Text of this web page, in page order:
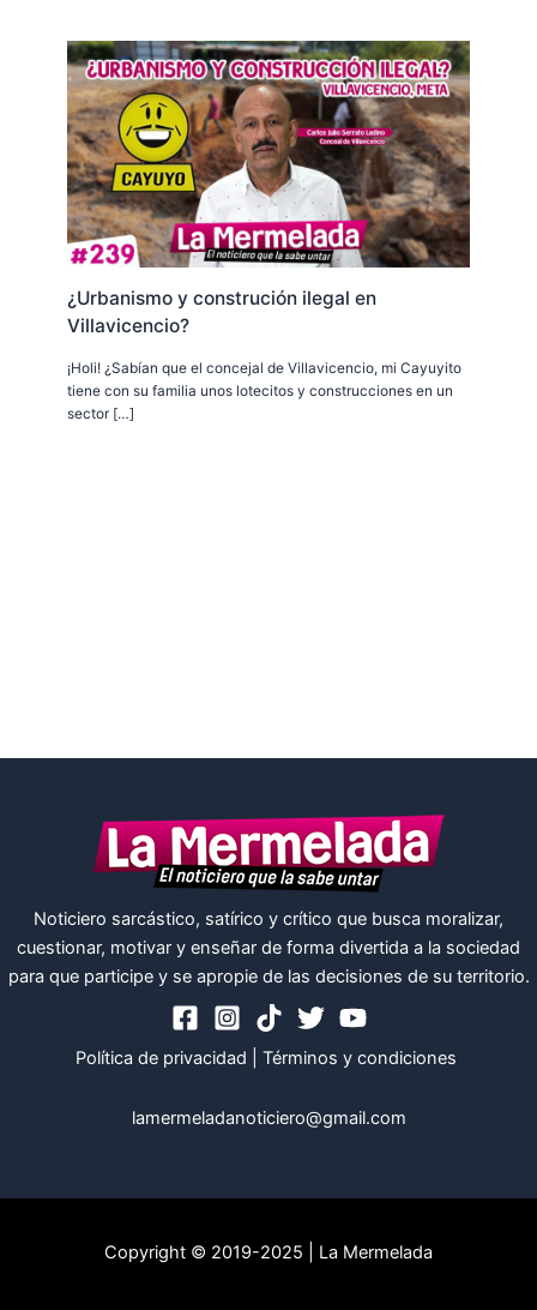
¿Urbanismo y construción ilegal en
Villavicencio?
¡Holi! ¿Sabían que el concejal de Villavicencio, mi Cayuyito
tiene con su familia unos lotecitos y construcciones en un
sector […]
Noticiero sarcástico, satírico y crítico que busca moralizar,
cuestionar, motivar y enseñar de forma divertida a la sociedad
para que participe y se apropie de las decisiones de su territorio.
Política de privacidad Términos y condiciones
lamermeladanoticiero@gmail.com
Copyright © 2019-2025 | La Mermelada